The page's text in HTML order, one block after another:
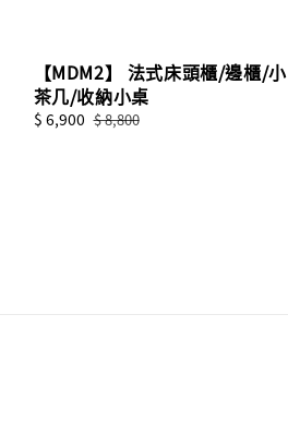
【MDM2】 法式床頭櫃/邊櫃/小
茶几/收納小桌
Sale
$ 6,900 Regular
$ 8,800